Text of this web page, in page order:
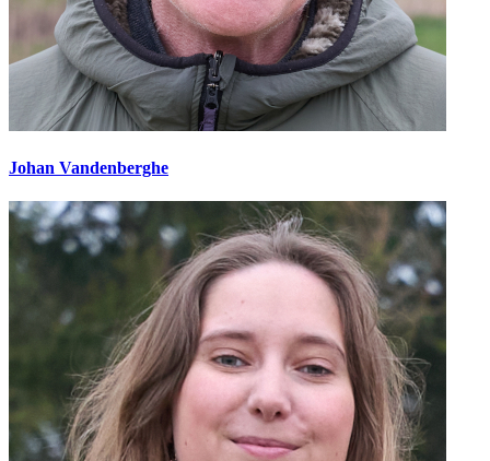
Johan Vandenberghe